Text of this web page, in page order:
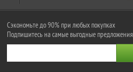
Сэкономьте до 90% при любых покупках
Подпишитесь на самые выгодные предложения